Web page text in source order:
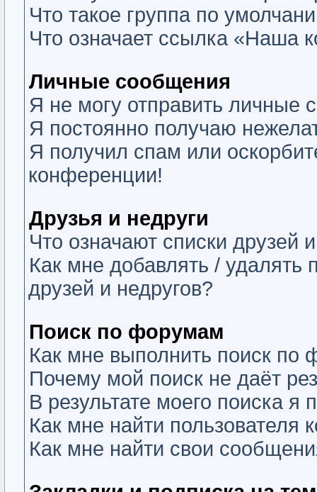
Что такое группа по
Что означает ссылка «Наша
Личные сообщения
Я не могу отправить личные
Я постоянно получаю
Я получил спам или
конференции!
Друзья и недруги
Что означают списки друзей
Как мне добавлять / удалять
друзей и недругов?
Поиск по форумам
Как мне выполнить поиск
Почему мой поиск не даёт
В результате моего поиска я
Как мне найти пользователя
Как мне найти свои